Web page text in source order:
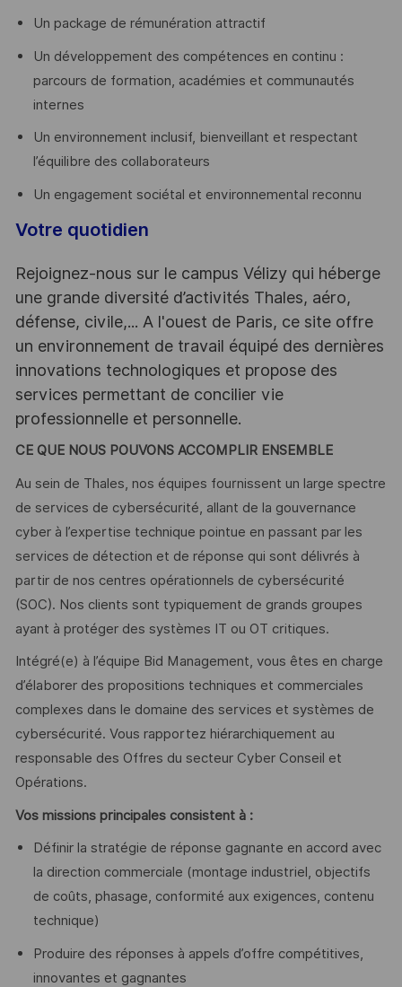
Un package de rémunération attractif
Un développement des compétences en continu :
parcours de formation, académies et communautés
internes
Un environnement inclusif, bienveillant et respectant
l’équilibre des collaborateurs
Un engagement sociétal et environnemental reconnu
Votre quotidien
Rejoignez-nous sur le campus Vélizy qui héberge
une grande diversité d’activités Thales, aéro,
défense, civile,... A l'ouest de Paris, ce site offre
un environnement de travail équipé des dernières
innovations technologiques et propose des
services permettant de concilier vie
professionnelle et personnelle.
CE QUE NOUS POUVONS ACCOMPLIR ENSEMBLE
Au sein de Thales, nos équipes fournissent un large spectre
de services de cybersécurité, allant de la gouvernance
cyber à l’expertise technique pointue en passant par les
services de détection et de réponse qui sont délivrés à
partir de nos centres opérationnels de cybersécurité
(SOC). Nos clients sont typiquement de grands groupes
ayant à protéger des systèmes IT ou OT critiques.
Intégré(e) à l’équipe Bid Management, vous êtes en charge
d’élaborer des propositions techniques et commerciales
complexes dans le domaine des services et systèmes de
cybersécurité. Vous rapportez hiérarchiquement au
responsable des Offres du secteur Cyber Conseil et
Opérations.
Vos missions principales consistent à :
Définir la stratégie de réponse gagnante en accord avec
la direction commerciale (montage industriel, objectifs
de coûts, phasage, conformité aux exigences, contenu
technique)
Produire des réponses à appels d’offre compétitives,
innovantes et gagnantes